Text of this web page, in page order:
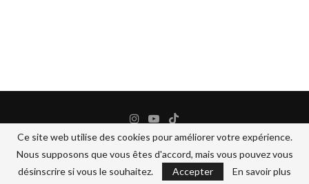
@2024 - All Right Reserved. BANANEJAUNE COSMETIQUES
Ce site web utilise des cookies pour améliorer votre expérience.
Nous supposons que vous êtes d'accord, mais vous pouvez vous
désinscrire si vous le souhaitez.
Accepter En savoir plus